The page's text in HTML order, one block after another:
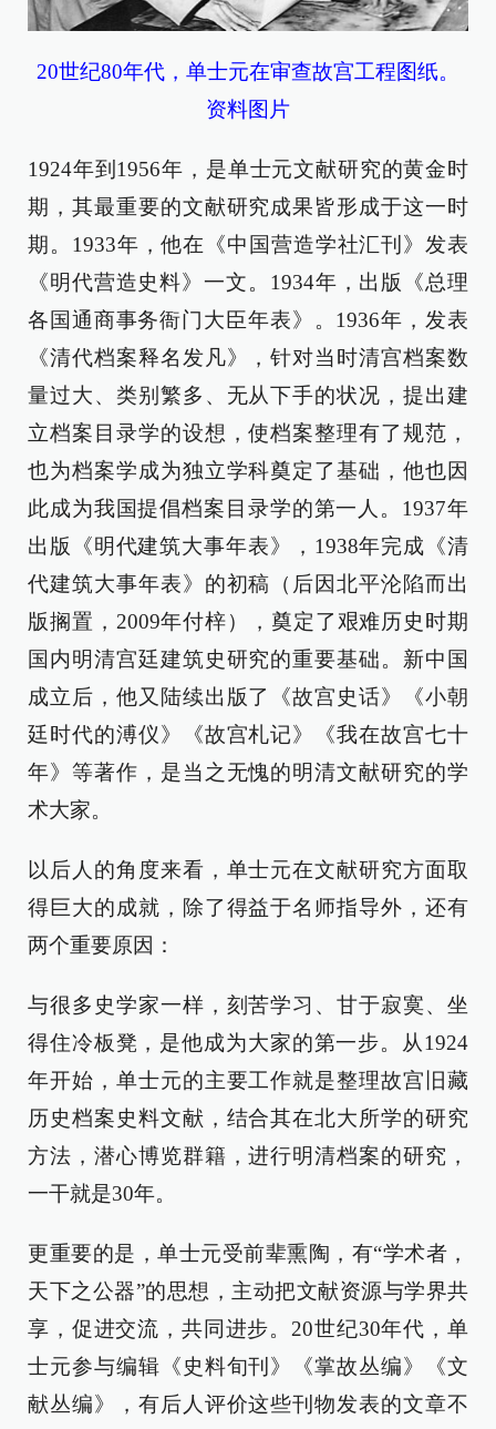
20世纪80年代，单士元在审查故宫工程图纸。
资料图片
1924年到1956年，是单士元文献研究的黄金时
期，其最重要的文献研究成果皆形成于这一时
期。1933年，他在《中国营造学社汇刊》发表
《明代营造史料》一文。1934年，出版《总理
各国通商事务衙门大臣年表》。1936年，发表
《清代档案释名发凡》，针对当时清宫档案数
量过大、类别繁多、无从下手的状况，提出建
立档案目录学的设想，使档案整理有了规范，
也为档案学成为独立学科奠定了基础，他也因
此成为我国提倡档案目录学的第一人。1937年
出版《明代建筑大事年表》，1938年完成《清
代建筑大事年表》的初稿（后因北平沦陷而出
版搁置，2009年付梓），奠定了艰难历史时期
国内明清宫廷建筑史研究的重要基础。新中国
成立后，他又陆续出版了《故宫史话》《小朝
廷时代的溥仪》《故宫札记》《我在故宫七十
年》等著作，是当之无愧的明清文献研究的学
术大家。
以后人的角度来看，单士元在文献研究方面取
得巨大的成就，除了得益于名师指导外，还有
两个重要原因：
与很多史学家一样，刻苦学习、甘于寂寞、坐
得住冷板凳，是他成为大家的第一步。从1924
年开始，单士元的主要工作就是整理故宫旧藏
历史档案史料文献，结合其在北大所学的研究
方法，潜心博览群籍，进行明清档案的研究，
一干就是30年。
更重要的是，单士元受前辈熏陶，有“学术者，
天下之公器”的思想，主动把文献资源与学界共
享，促进交流，共同进步。20世纪30年代，单
士元参与编辑《史料旬刊》《掌故丛编》《文
献丛编》，有后人评价这些刊物发表的文章不